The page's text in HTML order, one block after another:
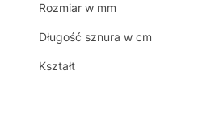
Rozmiar w mm
Długość sznura w cm
Kształt